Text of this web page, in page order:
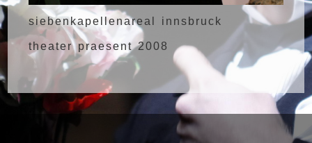
siebenkapellenareal innsbruck
theater praesent 2008